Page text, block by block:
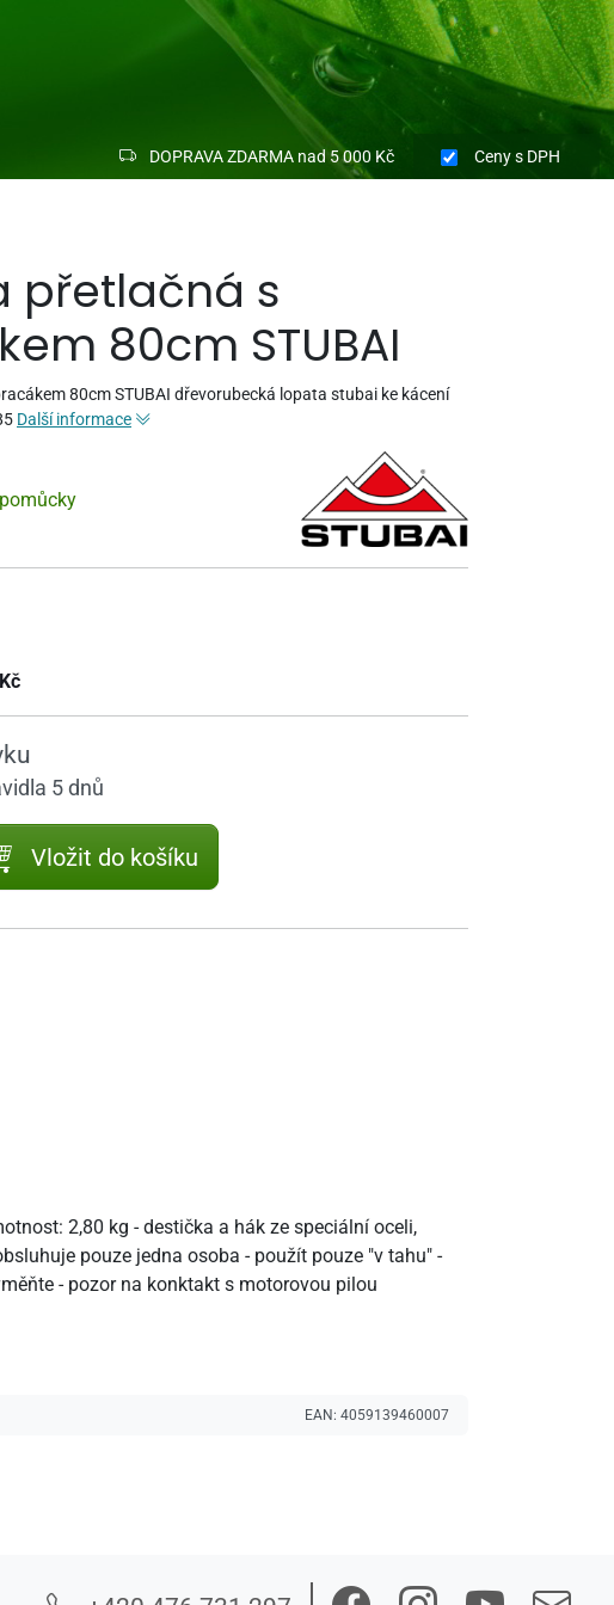
DOPRAVA ZDARMA nad 5 000 Kč Cenys DPH
přetlačná s
80cm STUBAI
80cm STUBAI dřevorubecká lopata stubai ke kácení
Další informace
5 dnů
Vložit do košíku
2,80 kg - destička a hák ze speciální oceli,
pouze jedna osoba - použít pouze "v tahu" -
- pozor na konktakt s motorovou pilou
EAN: 4059139460007